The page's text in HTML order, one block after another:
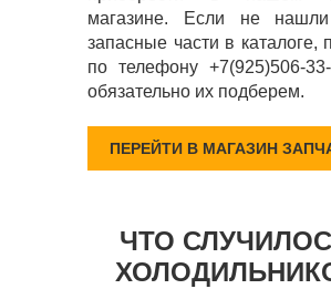
магазине. Если не
запасные части в каталоге,
по телефону +7(925)506-
обязательно их подберем.
ПЕРЕЙТИ В МАГАЗИН
ЧТО